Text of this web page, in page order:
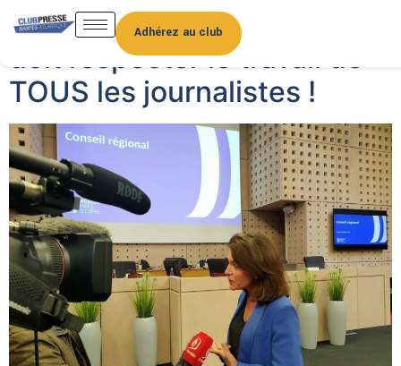
Adhérez au club
La région Pays-de-la-Loire
doit respecter le travail de
TOUS les journalistes !